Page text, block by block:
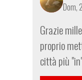
Dom,
In
risposta
a
Io
ho
Grazie
proprio
città più